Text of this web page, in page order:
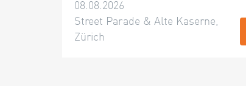
08.08.2026
Street Parade & Alte Kaserne,
Zürich